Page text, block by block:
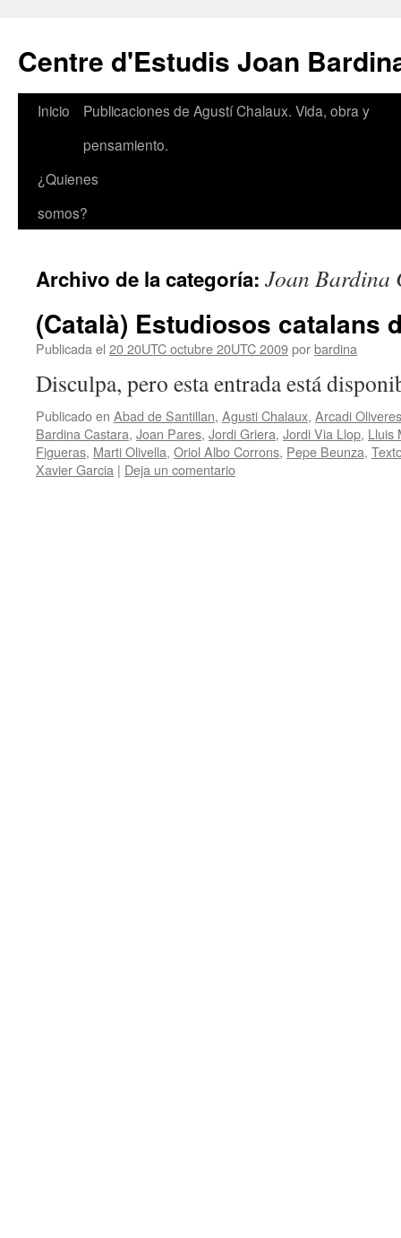
contenido
Centre d'Estudis Joan
Inicio
Publicaciones de Agustí Chalaux. Vida, obra y
pensamiento.
¿Quienes
somos?
Archivo de la categoría: Joan Bardina
(Català) Estudiosos catalans
Publicada el 20 20UTC octubre 20UTC 2009porbardina
Disculpa, pero esta entrada está
Publicado en Abad de Santillan, Agusti Chalaux, Arcadi
Bardina Castara, Joan Pares, Jordi Griera, Jordi Via Llop, Lluis
Figueras, Marti Olivella, Oriol Albo Corrons, Pepe Beunza,
Xavier Garcia | Deja un comentario